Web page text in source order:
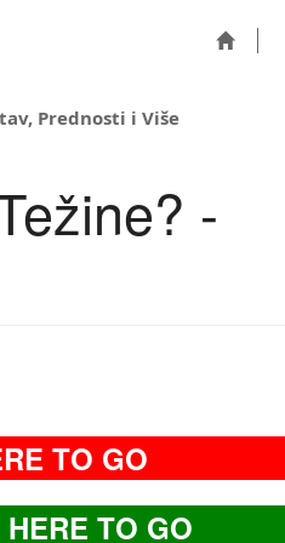
Prednosti i Više
-
TO GO
TO GO